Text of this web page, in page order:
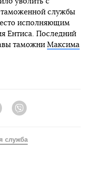
службы
исполняющим
Ентиса. Последний
таможни Максима
Telegram
служба